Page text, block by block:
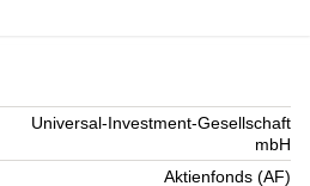
Universal-Investment-Gesellschaft
mbH
Aktienfonds (AF)